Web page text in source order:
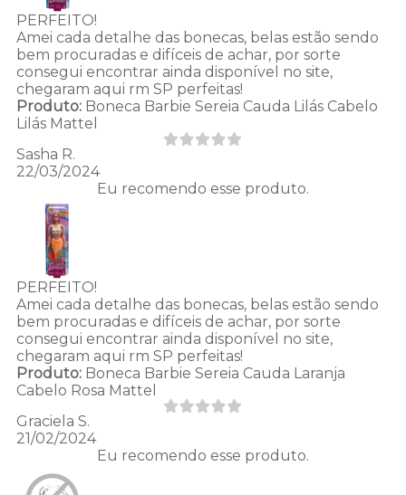
PERFEITO!
Amei cada detalhe das bonecas, belas estão sendo
bem procuradas e difíceis de achar, por sorte
consegui encontrar ainda disponível no site,
chegaram aqui rm SP perfeitas!
Produto:Boneca Barbie Sereia Cauda Lilás Cabelo
Lilás Mattel
Sasha R.
22/03/2024
Eu recomendo esse produto.
PERFEITO!
Amei cada detalhe das bonecas, belas estão sendo
bem procuradas e difíceis de achar, por sorte
consegui encontrar ainda disponível no site,
chegaram aqui rm SP perfeitas!
Produto:Boneca Barbie Sereia Cauda Laranja
Cabelo Rosa Mattel
Graciela S.
21/02/2024
Eu recomendo esse produto.